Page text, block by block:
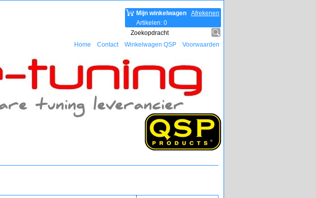
Afrekenen
Mijn winkelwagen
Artikelen: 0
Home Contact Winkelwagen QSP Voorwaarden